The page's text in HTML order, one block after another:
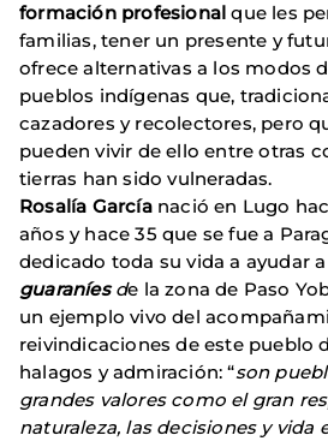
formación profesional que les
familias, tener un presente y
ofrece alternativas a los modos
pueblos indígenas que,
cazadores y recolectores, pero
pueden vivir de ello entre otras
tierras han sido vulneradas.
Rosalía Garcíanació en Lugo
años y hace 35 que se fue a
dedicado toda su vida a ayudar
guaraníesde la zona de Paso
un ejemplo vivo del
reivindicaciones de este pueblo
halagos y admiración: “son
grandes valores como el gran
naturaleza, las decisiones y vida